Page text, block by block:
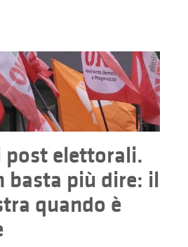
elettorali.
basta più dire: il
quando è